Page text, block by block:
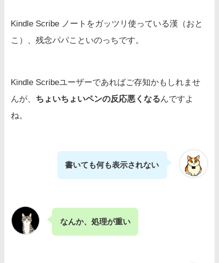
Kindle Scribe ノートをガッツリ使っている漢（おと
こ）、残念パパこといのっちです。
Kindle Scribeユーザーであればご存知かもしれませ
んが、 ちょいちょいペンの反応悪くなるんですよ
ね。
書いても何も表示されない
なんか、処理が重い